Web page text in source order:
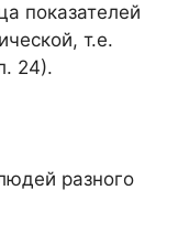
показателей
т.е.
24).
разного